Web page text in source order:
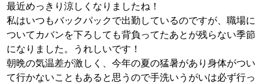
最近めっきり涼しくなりましたね！
私はいつもバックパックで出勤しているのですが、職場に
ついてカバンを下ろしても背負ってたあとが残らない季節
になりました。うれしいです！
朝晩の気温差が激しく、今年の夏の猛暑があり身体がつい
て行かないこともあると思うので手洗いうがいは必ず行っ